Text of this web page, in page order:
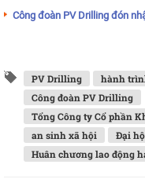
Công đoàn PV Drilling đón
PV Drilling hành
Công đoàn PV Drilling
Tổng Công ty Cổ phần
an sinh xã hội
Đại
Huân chương lao động